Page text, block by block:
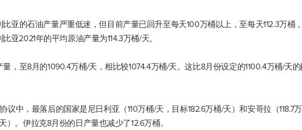
亚的石油产量严重低迷，但目前产量已回升至每天100万桶以上，至每天112.3万桶
亚2021年的平均原油产量为114.3万桶/天。
，至8月的1090.4万桶/天，相比较1074.4万桶/天。这比8月份设定的1100.4万桶/天
议中，最落后的国家是尼日利亚（110万桶/天，目标182.6万桶/天）和安哥拉（118.7万
）。伊拉克8月份的日产量也减少了12.6万桶。